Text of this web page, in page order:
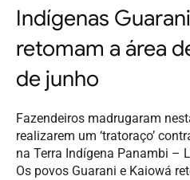
Indígenas
retomam a área
de junho
Fazendeiros madrugaram
realizarem um ‘tratoraço’
na Terra Indígena Panambi –
Os povos Guarani e Kaiowá